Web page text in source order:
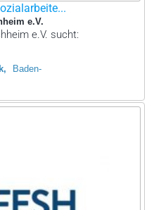
e.V.
e.V. sucht:
Baden-